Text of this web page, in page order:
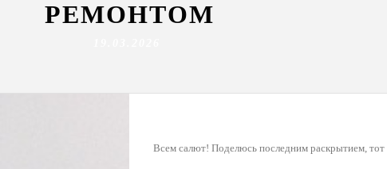
РЕМОНТОМ
Всем салют! Поделюсь последним раскрытием,